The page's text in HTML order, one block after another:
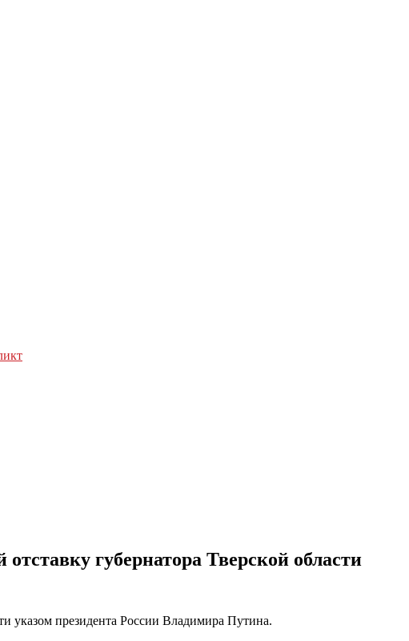
губернатора Тверской области
указом президента России Владимира Путина.